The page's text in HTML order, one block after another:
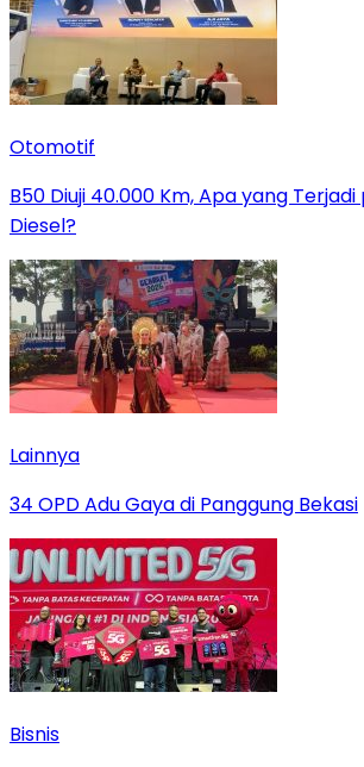
Otomotif
B50 Diuji 40.000 Km, Apa yang
Diesel?
Lainnya
34 OPD Adu Gaya di Panggung Bekasi
Bisnis